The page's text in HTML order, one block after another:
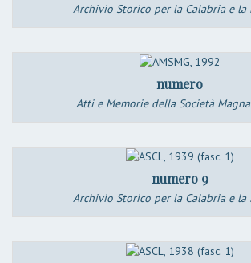
Archivio Storico per la Calabria e la
numero
Atti e Memorie della Società
numero 9
Archivio Storico per la Calabria e la